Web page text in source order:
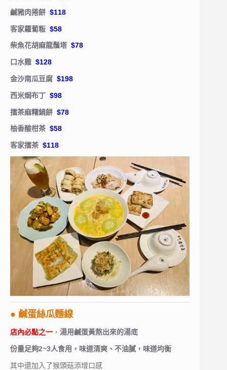
鹹豬肉捲餅 $118
客家蘿蔔粄 $58
柴魚花胡麻龍鬚塔 $78
口水雞 $128
金沙南瓜豆腐 $198
西米焗布丁 $98
擂茶麻糬鍋餅 $78
柚香酸柑茶 $58
客家擂茶 $118
● 鹹蛋絲瓜麵線
店內必點之一 ， 湯用鹹蛋黃熬出來的湯底
份量足夠2~3人食用，味道清爽、不油膩，味道均衡
其中還加入了猴頭菇添增口感